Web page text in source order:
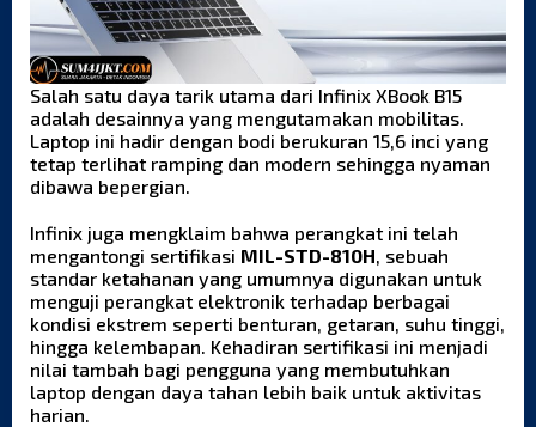
Salah satu daya tarik utama dari Infinix XBook B15
adalah desainnya yang mengutamakan mobilitas.
Laptop ini hadir dengan bodi berukuran 15,6 inci yang
tetap terlihat ramping dan modern sehingga nyaman
dibawa bepergian.
Infinix juga mengklaim bahwa perangkat ini telah
mengantongi sertifikasi MIL-STD-810H , sebuah
standar ketahanan yang umumnya digunakan untuk
menguji perangkat elektronik terhadap berbagai
kondisi ekstrem seperti benturan, getaran, suhu tinggi,
hingga kelembapan. Kehadiran sertifikasi ini menjadi
nilai tambah bagi pengguna yang membutuhkan
laptop dengan daya tahan lebih baik untuk aktivitas
harian.